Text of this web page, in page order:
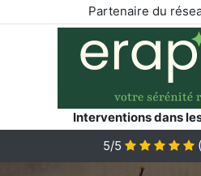
Partenaire du
Interventions dans
5/5 (